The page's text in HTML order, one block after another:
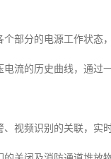
个部分的电源工作状态
电流的历史曲线，通过
、视频识别的关联，实